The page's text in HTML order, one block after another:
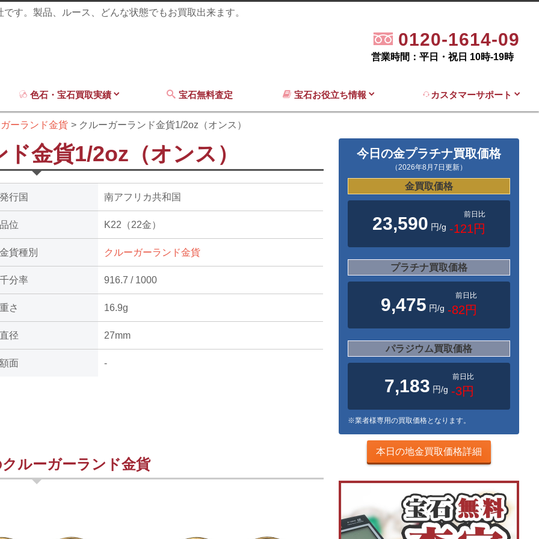
す。製品、ルース、どんな状態でもお買取出来ます。
0120-1614-09
営業時間：平日・祝日 10時-19時
色石・宝石買取実績 宝石無料査定 宝石お役立ち情報 カスタマーサポート
ーランド金貨 クルーガーランド金貨1/2oz（オンス）
金貨1/2oz（オンス）
発行国 南アフリカ共和国
品位 K22（22金）
金貨種別 クルーガーランド金貨
千分率 916.7 / 1000
重さ 16.9g
直径 27mm
額面 -
ルーガーランド金貨
今日の金プラチナ買取価格
（2026年8月7日更新）
金買取価格
23,590 円/g
前日比
-121円
プラチナ買取価格
9,475 円/g
前日比
-82円
パラジウム買取価格
7,183 円/g
前日比
-3円
※業者様専用の買取価格となります。
本日の地金買取価格詳細